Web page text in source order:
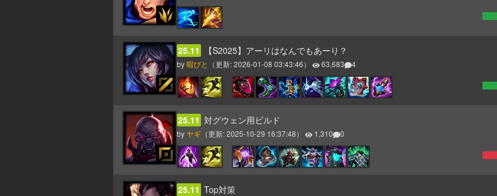
25.11 【S2025】アーリはなんでもあーり？
by暇びと （更新:2026-01-08 03:43:46） 63,683 4
25.11 対グウェン用ビルド
by ヤギ （更新:2025-10-29 16:37:48） 1,310 0
25.11 Top対策